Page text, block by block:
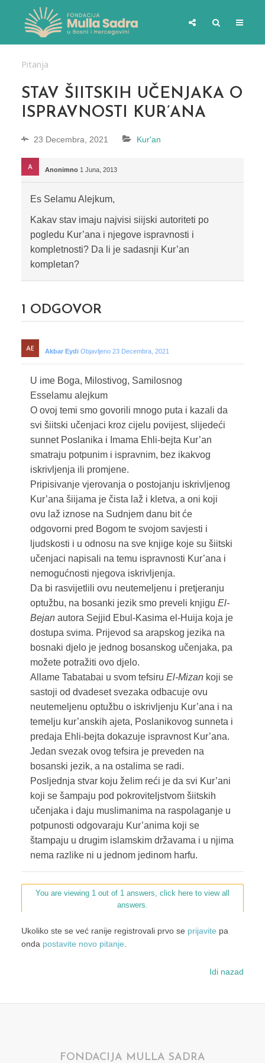
Pitanja
STAV ŠIITSKIH UČENJAKA O
ISPRAVNOSTI KUR’ANA
23 Decembra, 2021 Kur'an
Anonimno 1 Juna, 2013
Es Selamu Alejkum,
Kakav stav imaju najvisi siijski autoriteti po
pogledu Kur’ana i njegove ispravnosti i
kompletnosti? Da li je sadasnji Kur’an
kompletan?
1 ODGOVOR
Akbar Eydi Objavljeno 23 Decembra, 2021
U ime Boga, Milostivog, Samilosnog
Esselamu alejkum
O ovoj temi smo govorili mnogo puta i kazali da
svi šiitski učenjaci kroz cijelu povijest, slijedeći
sunnet Poslanika i Imama Ehli-bejta Kur’an
smatraju potpunim i ispravnim, bez ikakvog
iskrivljenja ili promjene.
Pripisivanje vjerovanja o postojanju iskrivljenog
Kur’ana šiijama je čista laž i kletva, a oni koji
ovu laž iznose na Sudnjem danu bit će
odgovorni pred Bogom te svojom savjesti i
ljudskosti i u odnosu na sve knjige koje su šiitski
učenjaci napisali na temu ispravnosti Kur’ana i
nemogućnosti njegova iskrivljenja.
Da bi rasvijetlili ovu neutemeljenu i pretjeranju
optužbu, na bosanki jezik smo preveli knjigu El-
Bejanautora Sejjid Ebul-Kasima el-Huija koja je
dostupa svima. Prijevod sa arapskog jezika na
bosnaki djelo je jednog bosanskog učenjaka, pa
možete potražiti ovo djelo.
Allame Tabatabai u svom tefsiru El-Mizankoji se
sastoji od dvadeset svezaka odbacuje ovu
neutemeljenu optužbu o iskrivljenju Kur’ana i na
temelju kur’anskih ajeta, Poslanikovog sunneta i
predaja Ehli-bejta dokazuje ispravnost Kur’ana.
Jedan svezak ovog tefsira je preveden na
bosanski jezik, a na ostalima se radi.
Posljednja stvar koju želim reći je da svi Kur’ani
koji se šampaju pod pokroviteljstvom šiitskih
učenjaka i daju muslimanima na raspolaganje u
potpunosti odgovaraju Kur’anima koji se
štampaju u drugim islamskim državama i u njima
nema razlike ni u jednom jedinom harfu.
You are viewing 1 out of 1 answers, click here to view all
answers.
Ukoliko ste se već ranije registrovali prvo se prijavite pa
onda postavite novo pitanje.
Idi nazad
FONDACIJA MULLA SADRA